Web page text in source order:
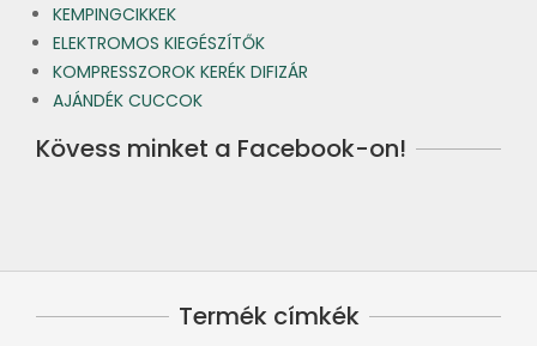
KEMPINGCIKKEK
ELEKTROMOS KIEGÉSZÍTŐK
KOMPRESSZOROK KERÉK DIFIZÁR
AJÁNDÉK CUCCOK
Kövess minket a Facebook-on!
Termék címkék